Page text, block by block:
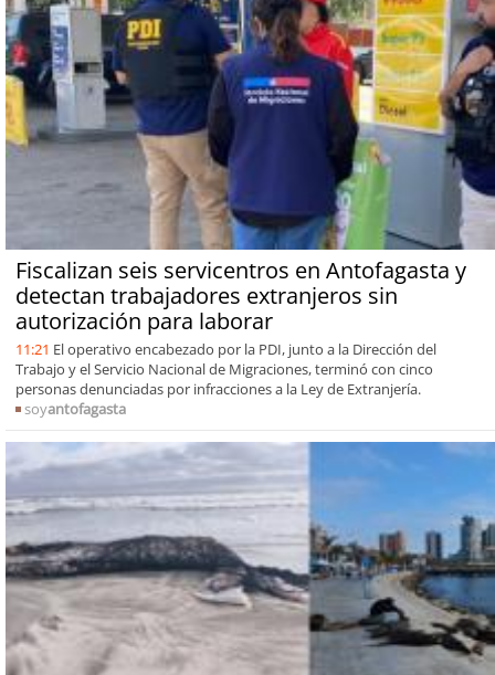
Fiscalizan seis servicentros en Antofagasta y
detectan trabajadores extranjeros sin
autorización para laborar
11:21 El operativo encabezado por la PDI, junto a la Dirección del
Trabajo y el Servicio Nacional de Migraciones, terminó con cinco
personas denunciadas por infracciones a la Ley de Extranjería.
soyantofagasta